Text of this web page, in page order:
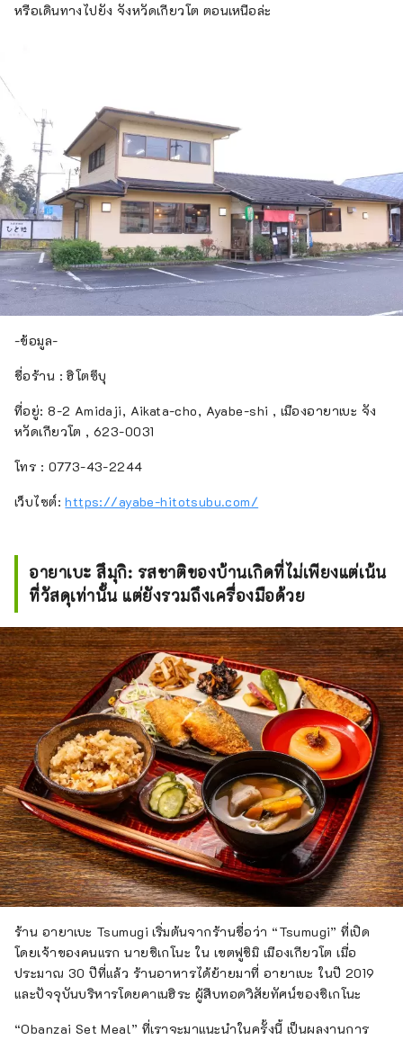
หรือเดินทางไปยัง จังหวัดเกียวโต ตอนเหนือล่ะ
-ข้อมูล-
ชื่อร้าน : ฮิโตซึบุ
ที่อยู่: 8-2 Amidaji, Aikata-cho, Ayabe-shi , เมืองอายาเบะ จัง
หวัดเกียวโต , 623-0031
โทร : 0773-43-2244
เว็บไซต์:https://ayabe-hitotsubu.com/
อายาเบะ สึมุกิ: รสชาติของบ้านเกิดที่ไม่เพียงแต่เน้น
ที่วัสดุเท่านั้น แต่ยังรวมถึงเครื่องมือด้วย
ร้าน อายาเบะ Tsumugi เริ่มต้นจากร้านชื่อว่า “Tsumugi” ที่เปิด
โดยเจ้าของคนแรก นายชิเกโนะ ใน เขตฟูชิมิ เมืองเกียวโต เมื่อ
ประมาณ 30 ปีที่แล้ว ร้านอาหารได้ย้ายมาที่ อายาเบะ ในปี 2019
และปัจจุบันบริหารโดยคาเนฮิระ ผู้สืบทอดวิสัยทัศน์ของชิเกโนะ
“Obanzai Set Meal” ที่เราจะมาแนะนำในครั้งนี้ เป็นผลงานการ